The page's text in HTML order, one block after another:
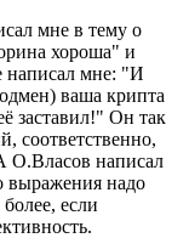
мне в тему о
хороша" и
написал мне: "И
ваша крипта
заставил!" Он так
соответственно,
О.Власов написал
выражения надо
если